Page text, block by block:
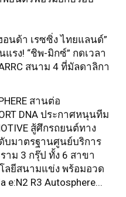
นด้า เรซซิ่ง ไทยแลนด์”
แรง! “ชิพ-มิกซ์” กดเวลา
สนาม 4 ที่มัลดาลิกา
สานต่อ
DNA ประกาศหนุนทีม
สู้ศึกรถยนต์ทาง
บมาตรฐานศูนย์บริการ
าม 3 กรุ๊ป ทั้ง 6 สาขา
ลยีสนามแข่ง พร้อมอวด
e:N2 R3 Autosphere...